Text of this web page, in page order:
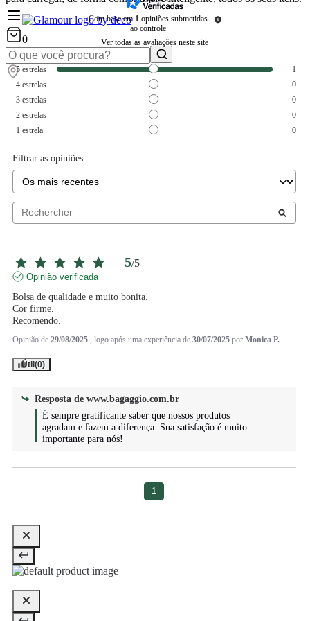
0
Com base em 1 opiniões submetidas
ao controle
Ver todas as avaliações neste site
5 estrelas
1
4 estrelas
0
3 estrelas
0
2 estrelas
0
1 estrela 0
Filtrar as opiniões
5/5
Opinião verificada
Bolsa de qualidade e muito bonita.
Cor firme.
Recomendo.
Opinião de 29/08/2025 , logo após uma experiência de 30/07/2025 por Monica P.
Útil(0)
Resposta de www.bagaggio.com.br
É sempre gratificante saber que nossos produtos
agradam e fazem a diferença. Sua satisfação é muito
importante para nós!
1